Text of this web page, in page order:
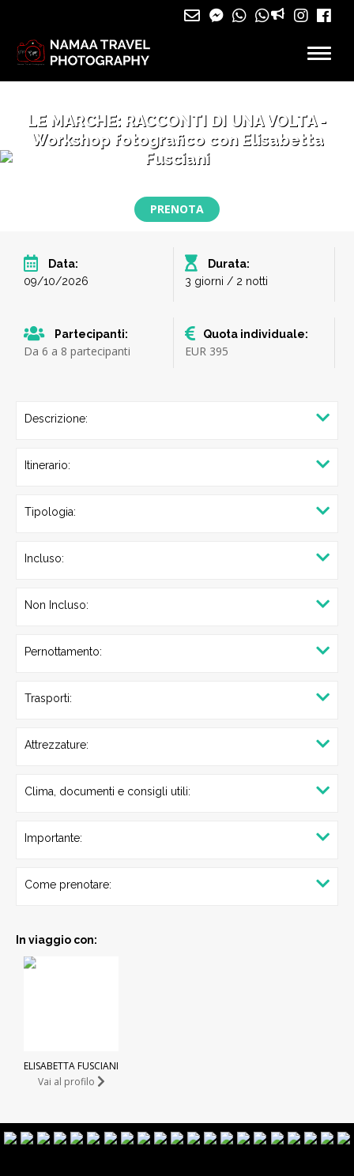
LE MARCHE: RACCONTI DI UNA VOLTA -
Workshop fotografico con Elisabetta
Fusciani
PRENOTA
Data:
09/10/2026
Durata:
3 giorni / 2 notti
Partecipanti:
Da 6 a 8 partecipanti
Quota individuale:
EUR 395
Descrizione:
Itinerario:
Tipologia:
Incluso:
Non Incluso:
Pernottamento:
Trasporti:
Attrezzature:
Clima, documenti e consigli utili:
Importante:
Come prenotare:
In viaggio con:
ELISABETTA FUSCIANI
Vai al profilo